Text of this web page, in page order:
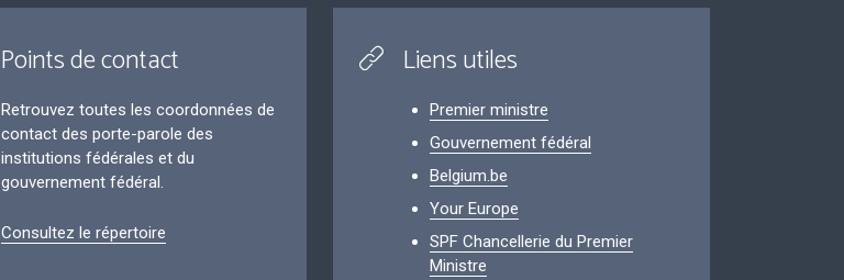
Points de contact
Retrouvez toutes les coordonnées de
contact des porte-parole des
institutions fédérales et du
gouvernement fédéral.
Consultez le répertoire
Liens utiles
Premier ministre
Gouvernement fédéral
Belgium.be
Your Europe
SPF Chancellerie du Premier
Ministre